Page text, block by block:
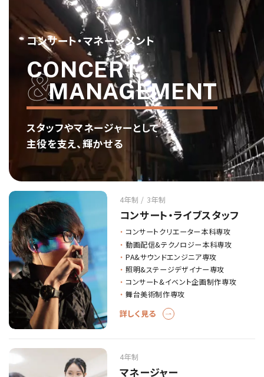
コンサート・マネージメント
CONCERT
MANAGEMENT
スタッフやマネージャーとして
主役を支え、輝かせる
4年制 / 3年制
コンサート・ライブスタッフ
コンサートクリエーター本科専攻
動画配信&テクノロジー本科専攻
PA&サウンドエンジニア専攻
照明&ステージデザイナー専攻
コンサート&イベント企画制作専攻
舞台美術制作専攻
詳しく見る
4年制
マネージャー